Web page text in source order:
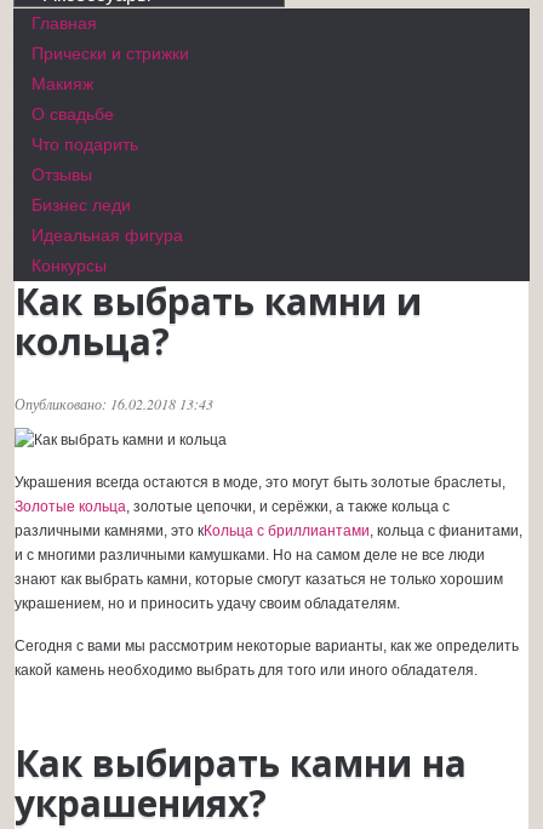
Главная
Прически и стрижки
Макияж
О свадьбе
Что подарить
Отзывы
Бизнес леди
Идеальная фигура
Конкурсы
Как выбрать камни и
кольца?
Опубликовано: 16.02.2018 13:43
Украшения всегда остаются в моде, это могут быть золотые браслеты,
Золотые кольца, золотые цепочки, и серёжки, а также кольца с
различными камнями, это кКольца с бриллиантами, кольца с фианитами,
и с многими различными камушками. Но на самом деле не все люди
знают как выбрать камни, которые смогут казаться не только хорошим
украшением, но и приносить удачу своим обладателям.
Сегодня с вами мы рассмотрим некоторые варианты, как же определить
какой камень необходимо выбрать для того или иного обладателя.
Как выбирать камни на
украшениях?